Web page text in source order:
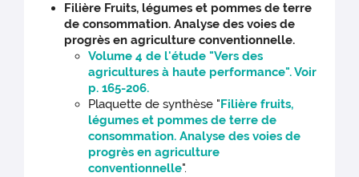
Filière Fruits, légumes et pommes de terre
de consommation. Analyse des voies de
progrès en agriculture conventionnelle.
Volume 4 de l'étude "Vers des
agricultures à haute performance". Voir
p. 165-206.
Plaquette de synthèse "Filière fruits,
légumes et pommes de terre de
consommation. Analyse des voies de
progrès en agriculture
conventionnelle".